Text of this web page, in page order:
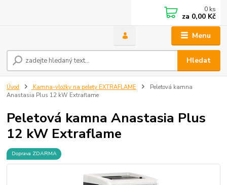
Menu
Hledat
0 ks
za 0,00 Kč
Úvod Kamna-vložky na pelety EXTRAFLAME
Peletová kamna
Anastasia Plus 12 kW Extraflame
Peletová kamna Anastasia Plus
12 kW Extraflame
Doprava ZDARMA